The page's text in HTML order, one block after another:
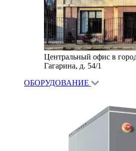
Центральный офис в
Гагарина, д. 54/1
ОБОРУДОВАНИЕ